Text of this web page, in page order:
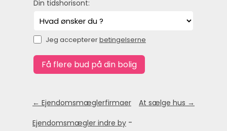
Din tidshorisont:
Jeg acceptererbetingelserne
← Ejendomsmæglerfirmaer
At sælge hus →
Ejendomsmægler indre by -